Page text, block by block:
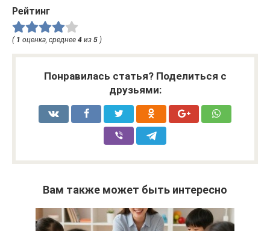
Рейтинг
( 1 оценка, среднее 4 из 5 )
Понравилась статья? Поделиться с
друзьями:
Вам также может быть интересно